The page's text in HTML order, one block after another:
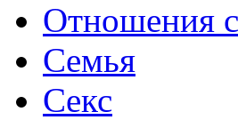
Отношения
Семья
Секс